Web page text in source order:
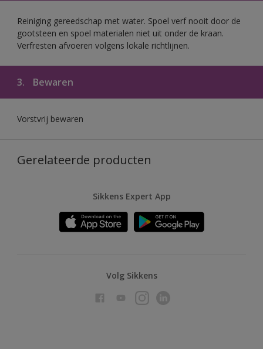
Reiniging gereedschap met water. Spoel verf nooit door de
gootsteen en spoel materialen niet uit onder de kraan.
Verfresten afvoeren volgens lokale richtlijnen.
3. Bewaren
Vorstvrij bewaren
Gerelateerde producten
Sikkens Expert App
Volg Sikkens